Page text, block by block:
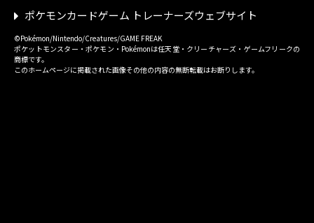
ポケモンカードゲーム トレーナーズウェブサイト
©Pokémon/Nintendo/Creatures/GAME FREAK
ポケットモンスター・ポケモン・Pokémonは任天堂・クリーチャーズ・ゲームフリークの
商標です。
このホームページに掲載された画像その他の内容の無断転載はお断りします。